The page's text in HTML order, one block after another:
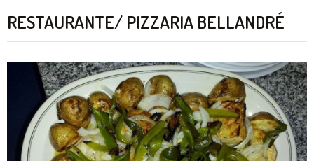
RESTAURANTE/ PIZZARIA BELLANDRÉ